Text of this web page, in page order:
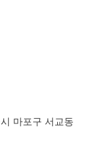
마포구 서교동